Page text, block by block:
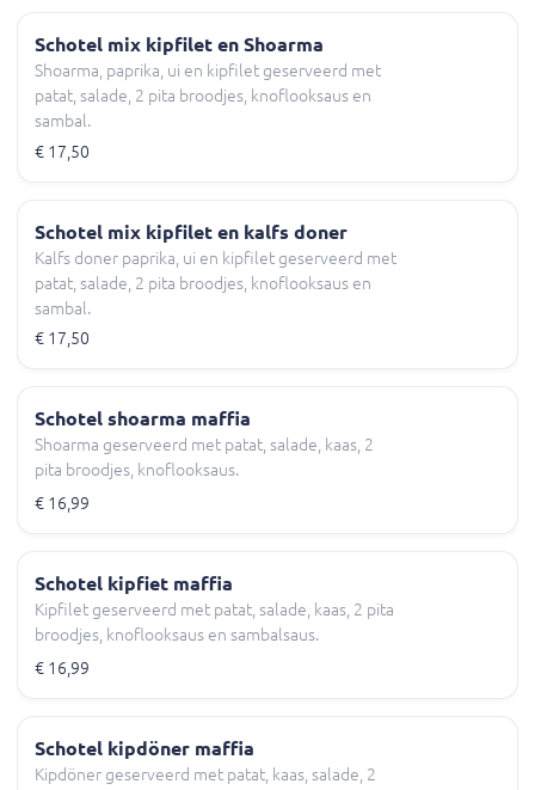
Schotel mix kipfilet en Shoarma
Shoarma, paprika, ui en kipfilet geserveerd met
patat, salade, 2 pita broodjes, knoflooksaus en
sambal.
€ 17,50
Schotel mix kipfilet en kalfs doner
Kalfs doner paprika, ui en kipfilet geserveerd met
patat, salade, 2 pita broodjes, knoflooksaus en
sambal.
€ 17,50
Schotel shoarma maffia
Shoarma geserveerd met patat, salade, kaas, 2
pita broodjes, knoflooksaus.
€ 16,99
Schotel kipfiet maffia
Kipfilet geserveerd met patat, salade, kaas, 2 pita
broodjes, knoflooksaus en sambalsaus.
€ 16,99
Schotel kipdöner maffia
Kipdöner geserveerd met patat, kaas, salade, 2